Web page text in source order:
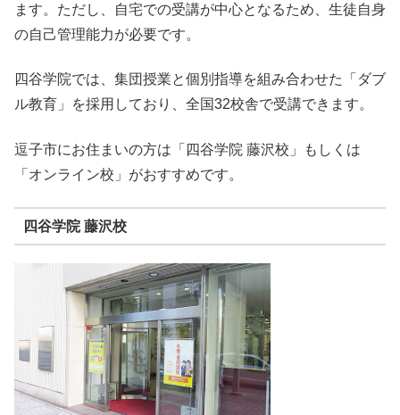
ます。ただし、自宅での受講が中心となるため、生徒自身
の自己管理能力が必要です。
四谷学院では、集団授業と個別指導を組み合わせた「ダブ
ル教育」を採用しており、全国32校舎で受講できます。
逗子市にお住まいの方は「四谷学院 藤沢校」もしくは
「オンライン校」がおすすめです。
四谷学院 藤沢校